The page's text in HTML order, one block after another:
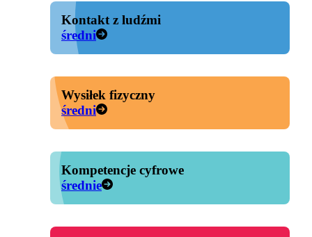
Kontakt z ludźmi
średni
Wysiłek fizyczny
średni
Kompetencje cyfrowe
średnie